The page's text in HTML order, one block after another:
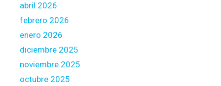
m
a
c
n
m
abril 2026
febrero 2026
enero 2026
diciembre 2025
noviembre 2025
octubre 2025